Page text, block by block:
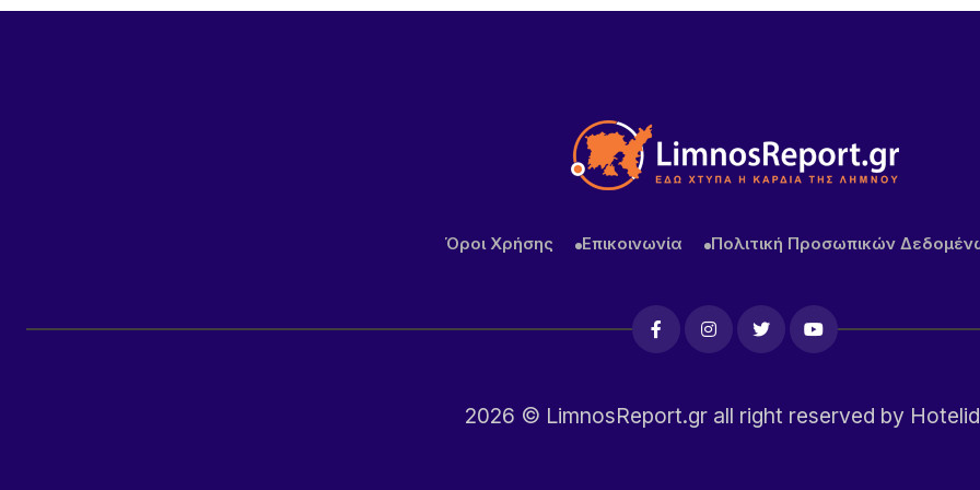
Όροι Χρήσης Επικοινωνία Πολιτική Προσωπικών
2026 © LimnosReport.gr all right reserved by